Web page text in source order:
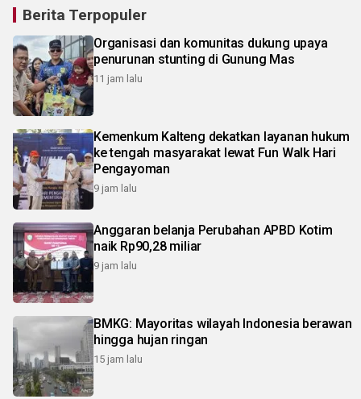
Berita Terpopuler
Organisasi dan komunitas dukung upaya
penurunan stunting di Gunung Mas
11 jam lalu
Kemenkum Kalteng dekatkan layanan hukum
ke tengah masyarakat lewat Fun Walk Hari
Pengayoman
9 jam lalu
Anggaran belanja Perubahan APBD Kotim
naik Rp90,28 miliar
9 jam lalu
BMKG: Mayoritas wilayah Indonesia berawan
hingga hujan ringan
15 jam lalu